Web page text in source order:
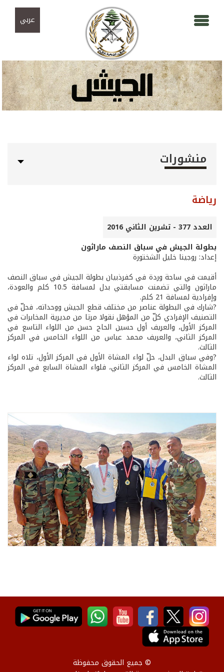
عربي
منشورات
رياضة
العدد 377 - تشرين الثاني 2016
بطولة الجيش في سباق النصف ماراثون
إعداد: روجينا خليل الشختورة
أقيمت في ساحة وردة في كفرذبيان بطولة الجيش في سباق النصف
ماراثون والتي تضمنت مسابقتي بدل لمسافة 10.5 كلم والعودة،
وإفرادية لمسافة 21 كلم.
?شارك في البطولة عناصر من مختلف قطع الجيش ووحداته، فحلّ في
التصنيف الإفرادي كلّ من المؤهل نقولا مرتا من مديرية المخابرات في
المركز الأول، والعريف أول حسين الحاج حسن من اللواء التاسع في
المركز الثاني، والعريف محمد عباس من اللواء الخامس في المركز
الثالث.
?وفي سباق البدل، حلّ لواء المشاة الأول في المركز الأول، تلاه لواء
المشاة الخامس في المركز الثاني، فلواء المشاة السابع في المركز
الثالث.
© جميع الحقوق محفوظة